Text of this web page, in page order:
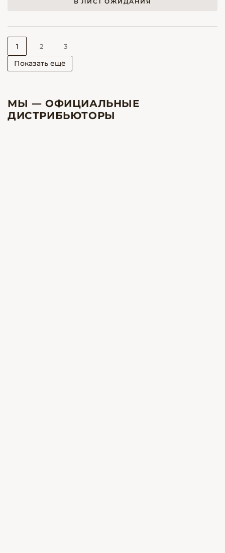
Показать ещё
1 2 3
МЫ — ОФИЦИАЛЬНЫЕ
ДИСТРИБЬЮТОРЫ